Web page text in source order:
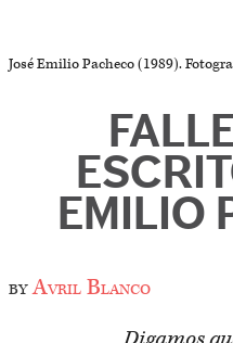
José Emilio Pacheco (1989).
EMILIO
byAvril Blanco